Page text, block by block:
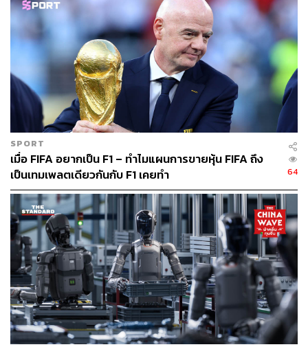
พิสูจน์อักษร: วรรษมล สิงหโกมล
อ้างอิง:
https://www.bbc.com/news/business-56775991
สามารถติดตาม THE STANDARD WEALTH
ผ่านแอปพลิเคชันต่างๆ ที่คุณสะดวกหรือใช้งานอยู่แล้วได้เลย
TAGS: Archegos มอร์แกน สแตนเลย์ ตลาดหุ้น
หุ้น
Morgan Stanley
243
SPORT
เมื่อ FIFA อยากเป็น F1 – ทำไมแผนการขายหุ้น FIFA ถึง
เป็นเทมเพลตเดียวกันกับ F1 เคยทำ
64